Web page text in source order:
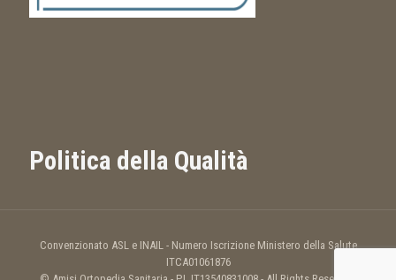
Politica della Qualità
Convenzionato ASL e INAIL - Numero Iscrizione Ministero della Salute
ITCA01061876